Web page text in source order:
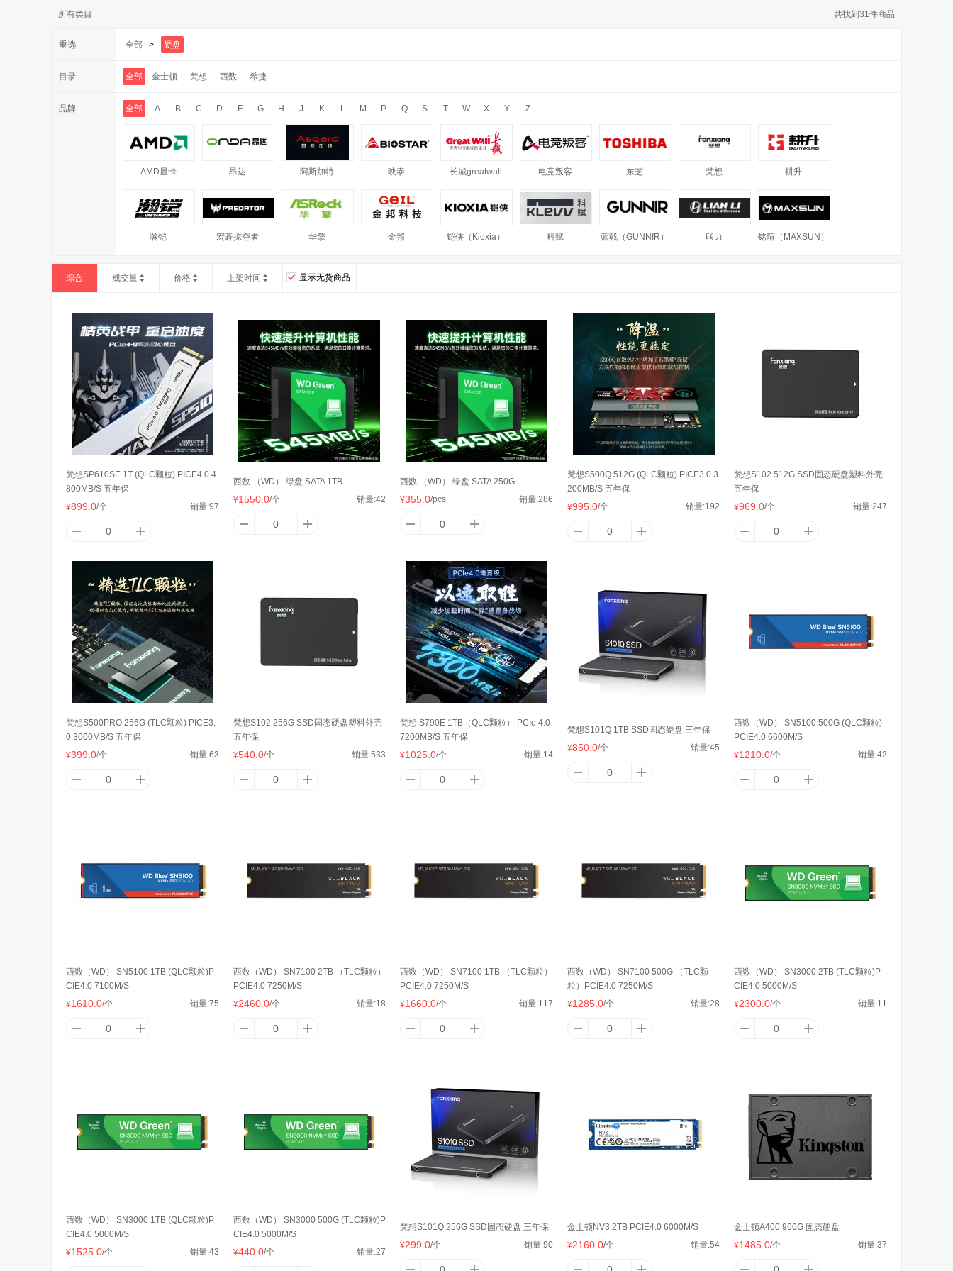
所有类目 共找到 31件商品
重选 全部 > 硬盘
目录 全部 金士顿 梵想 西数 希捷
品牌 全部 A B C D F G H J K L M P Q S T W X Y Z
AMD显卡 昂达 阿斯加特 映泰 长城greatwall 电竞叛客 东芝 梵想 耕升
瀚铠 宏碁掠夺者 华擎 金邦 铠侠（Kioxia） 科赋 蓝戟（GUNNIR） 联力 铭瑄（MAXSUN）
影驰 映众 致态 追风者 蓝宝石 微星 AMD
intel 盈通 迪兰 华为 金百达
萤石 联想 西数
金士顿 天极风 游戏悍将 罗技
翔升 雅韵仕
综合 成交量 价格 上架时间 显示无货商品
梵想SP610SE 1T (QLC颗粒) PICE4.0 4
800MB/S 五年保
¥899.0/个 销量:97
西数 （WD） 绿盘 SATA 1TB
¥1550.0/个 销量:42
西数 （WD） 绿盘 SATA 250G
¥355.0/pcs 销量:286
梵想S500Q 512G (QLC颗粒) PICE3.0 3
200MB/S 五年保
¥995.0/个 销量:192
梵想S102 512G SSD固态硬盘塑料外壳
五年保
¥969.0/个 销量:247
梵想S500PRO 256G (TLC颗粒) PICE3.
0 3000MB/S 五年保
¥399.0/个 销量:63
梵想S102 256G SSD固态硬盘塑料外壳
五年保
¥540.0/个 销量:533
梵想 S790E 1TB（QLC颗粒） PCIe 4.0
7200MB/S 五年保
¥1025.0/个 销量:14
梵想S101Q 1TB SSD固态硬盘 三年保
¥850.0/个 销量:45
西数（WD） SN5100 500G (QLC颗粒)
PCIE4.0 6600M/S
¥1210.0/个 销量:42
西数（WD） SN5100 1TB (QLC颗粒)P
CIE4.0 7100M/S
¥1610.0/个 销量:75
西数（WD） SN7100 2TB （TLC颗粒）
PCIE4.0 7250M/S
¥2460.0/个 销量:18
西数（WD） SN7100 1TB （TLC颗粒）
PCIE4.0 7250M/S
¥1660.0/个 销量:117
西数（WD） SN7100 500G （TLC颗
粒）PCIE4.0 7250M/S
¥1285.0/个 销量:28
西数（WD） SN3000 2TB (TLC颗粒)P
CIE4.0 5000M/S
¥2300.0/个 销量:11
西数（WD） SN3000 1TB (QLC颗粒)P
CIE4.0 5000M/S
¥1525.0/个 销量:43
西数（WD） SN3000 500G (TLC颗粒)P
CIE4.0 5000M/S
¥440.0/个 销量:27
梵想S101Q 256G SSD固态硬盘 三年保
¥299.0/个 销量:90
金士顿NV3 2TB PCIE4.0 6000M/S
¥2160.0/个 销量:54
金士顿A400 960G 固态硬盘
¥1485.0/个 销量:37